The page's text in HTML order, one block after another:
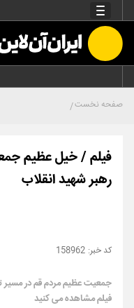
صفحه نخست
فیلم / خیل عظیم
رهبر شهید انقلاب
158962
جمعیت عظیم مردم قم در مسیر
فیلم مشاهده می کنید